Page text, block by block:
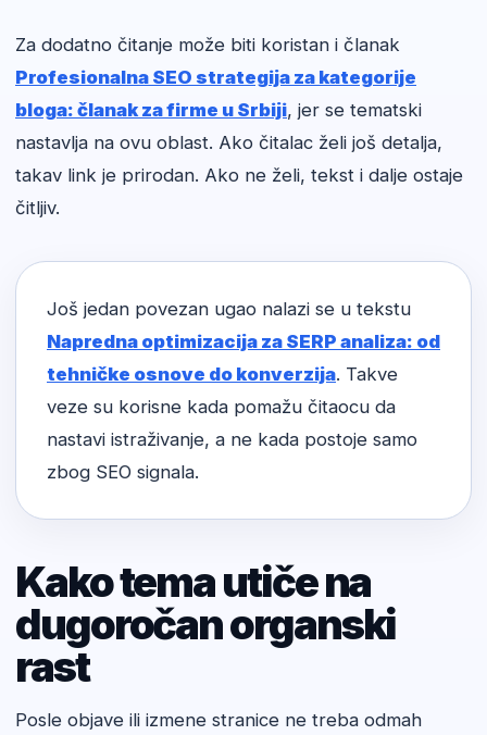
Za dodatno čitanje može biti koristan i članak
Profesionalna SEO strategija za kategorije
bloga: članak za firme u Srbiji, jer se tematski
nastavlja na ovu oblast. Ako čitalac želi još detalja,
takav link je prirodan. Ako ne želi, tekst i dalje ostaje
čitljiv.
Još jedan povezan ugao nalazi se u tekstu
Napredna optimizacija za SERP analiza: od
tehničke osnove do konverzija. Takve
veze su korisne kada pomažu čitaocu da
nastavi istraživanje, a ne kada postoje samo
zbog SEO signala.
Kako tema utiče na
dugoročan organski
rast
Posle objave ili izmene stranice ne treba odmah